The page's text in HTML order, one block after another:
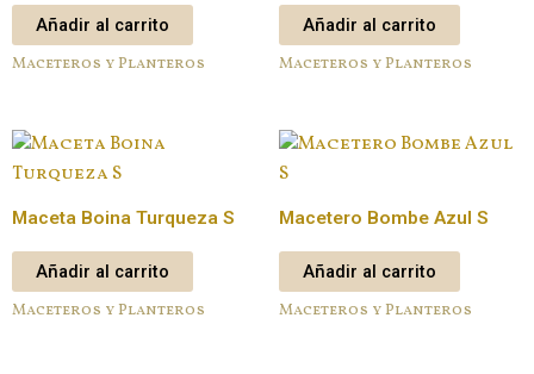
Añadir al carrito
Maceteros y Planteros
Añadir al carrito
Maceteros y Planteros
Maceta Boina Turqueza S
Añadir al carrito
Maceteros y Planteros
Macetero Bombe Azul S
Añadir al carrito
Maceteros y Planteros